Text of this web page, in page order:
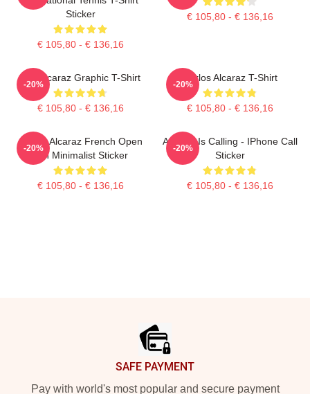
Sticker
€ 105,80 - € 136,16
€ 105,80 - € 136,16
Ace Alcaraz Graphic T-Shirt
€ 105,80 - € 136,16
-20%
Carlos Alcaraz T-Shirt
€ 105,80 - € 136,16
-20%
Carlos Alcaraz French Open
Win Minimalist Sticker
€ 105,80 - € 136,16
-20%
Alcaraz Is Calling - IPhone Call
Sticker
€ 105,80 - € 136,16
-20%
SAFE PAYMENT
Pay with world's most popular and secure payment